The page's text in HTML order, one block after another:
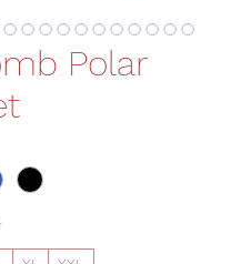
Polar